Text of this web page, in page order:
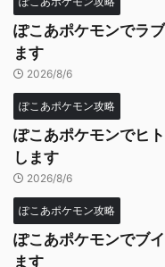
ぽこあポケモンでラ
ます
2026/8/6
ぽこあポケモン攻略
ぽこあポケモンでヒ
します
2026/8/6
ぽこあポケモン攻略
ぽこあポケモンでブ
ます